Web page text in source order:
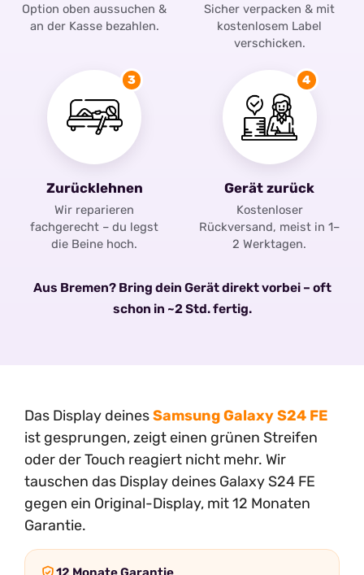
Option oben aussuchen &
an der Kasse bezahlen.
Sicher verpacken & mit
kostenlosem Label
verschicken.
3
Zurücklehnen
Wir reparieren
fachgerecht – du legst
die Beine hoch.
4
Gerät zurück
Kostenloser
Rückversand, meist in 1–
2 Werktagen.
Aus Bremen? Bring dein Gerät direkt vorbei – oft
schon in ~2 Std. fertig.
Das Display deinesSamsung Galaxy S24 FE
ist gesprungen, zeigt einen grünen Streifen
oder der Touch reagiert nicht mehr. Wir
tauschen das Display deines Galaxy S24 FE
gegen ein Original-Display, mit 12 Monaten
Garantie.